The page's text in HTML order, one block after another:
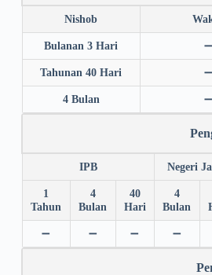
Nishob
Bulanan 3 Hari ➖
Tahunan 40 Hari ➖
4 Bulan ➖
IPB Negeri
1
Tahun
4
Bulan
40
Hari
4
Bulan
➖ ➖ ➖ ➖